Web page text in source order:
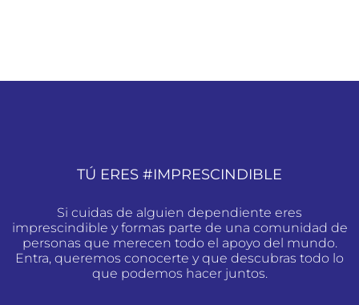
TÚ ERES #IMPRESCINDIBLE
Si cuidas de alguien dependiente eres
imprescindible y formas parte de una comunidad de
personas que merecen todo el apoyo del mundo.
Entra, queremos conocerte y que descubras todo lo
que podemos hacer juntos.